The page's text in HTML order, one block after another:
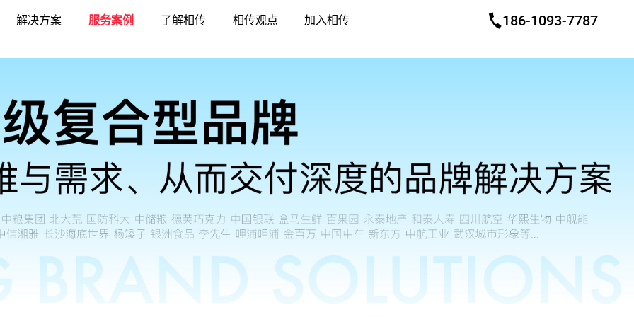
解决方案 服务案例 了解相传 相传观点 加入相传 186-1093-7787